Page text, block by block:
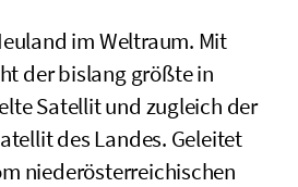
im Weltraum. Mit
der bislang größte in
Satellit und zugleich der
des Landes. Geleitet
niederösterreichischen